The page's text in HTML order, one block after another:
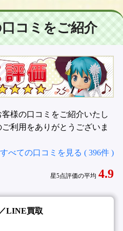
コミをご紹介
様の口コミをご紹介いたし
利用をありがとうございま
すべての口コミを見る ( 396件 )
星5点評価の平均 4.9
LINE買取